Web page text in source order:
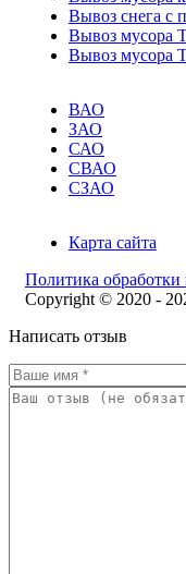
Вывоз снега с
Вывоз мусора
Вывоз мусора
ВАО
ЗАО
САО
СВАО
СЗАО
Карта сайта
Политика
Copyright © 2020 -
Написать отзыв